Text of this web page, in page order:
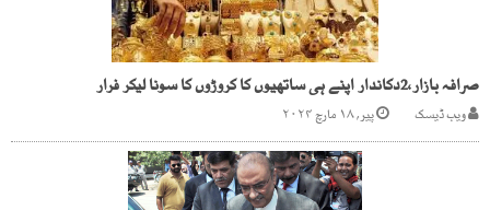
صرافہ بازار،2دکاندار اپنے ہی ساتھیوں کا کروڑوں کا سونا لیکر فرار
ویب ڈیسک پیر, ۱۸ مارچ ۲۰۲۴